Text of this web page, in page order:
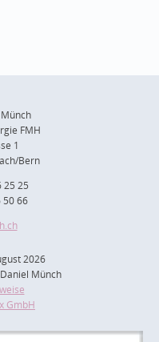
FMH
1
Bern
25 25
50 66
2026
Münch
GmbH